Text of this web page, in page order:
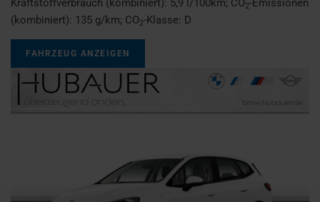
Kraftstoffverbrauch (kombiniert): 5,9 l/100km; CO2-Emissionen
(kombiniert): 135 g/km; CO2-Klasse: D
FAHRZEUG ANZEIGEN